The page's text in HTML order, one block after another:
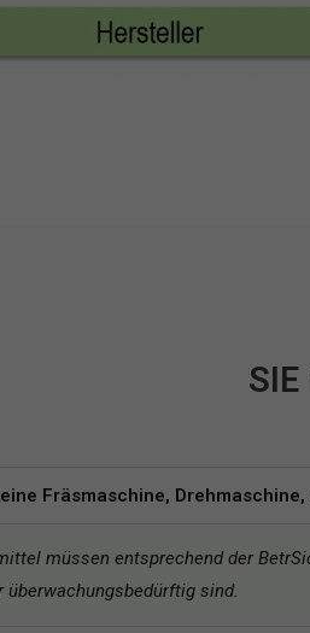
SIE
Fräsmaschine,
müssen entsprechend der
überwachungsbedürftig sind.